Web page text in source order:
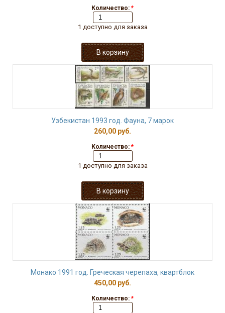
Количество: *
1 доступно для заказа
Узбекистан 1993 год. Фауна, 7 марок
260,00 руб.
Количество: *
1 доступно для заказа
Монако 1991 год. Греческая черепаха, квартблок
450,00 руб.
Количество: *